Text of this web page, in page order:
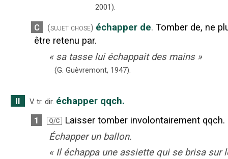
2001).
C (sujet chose) échapper de. Tomber de, ne
être retenu par.
« sa tasse lui échappait des mains »
(G. Guèvremont, 1947).
II V. tr. dir. échapper qqch.
1 Q/C
Laisser tomber involontairement qqch.
Échapper un ballon.
« Il échappa une assiette qui se brisa sur